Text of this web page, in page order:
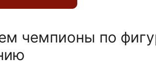
чемпионы по